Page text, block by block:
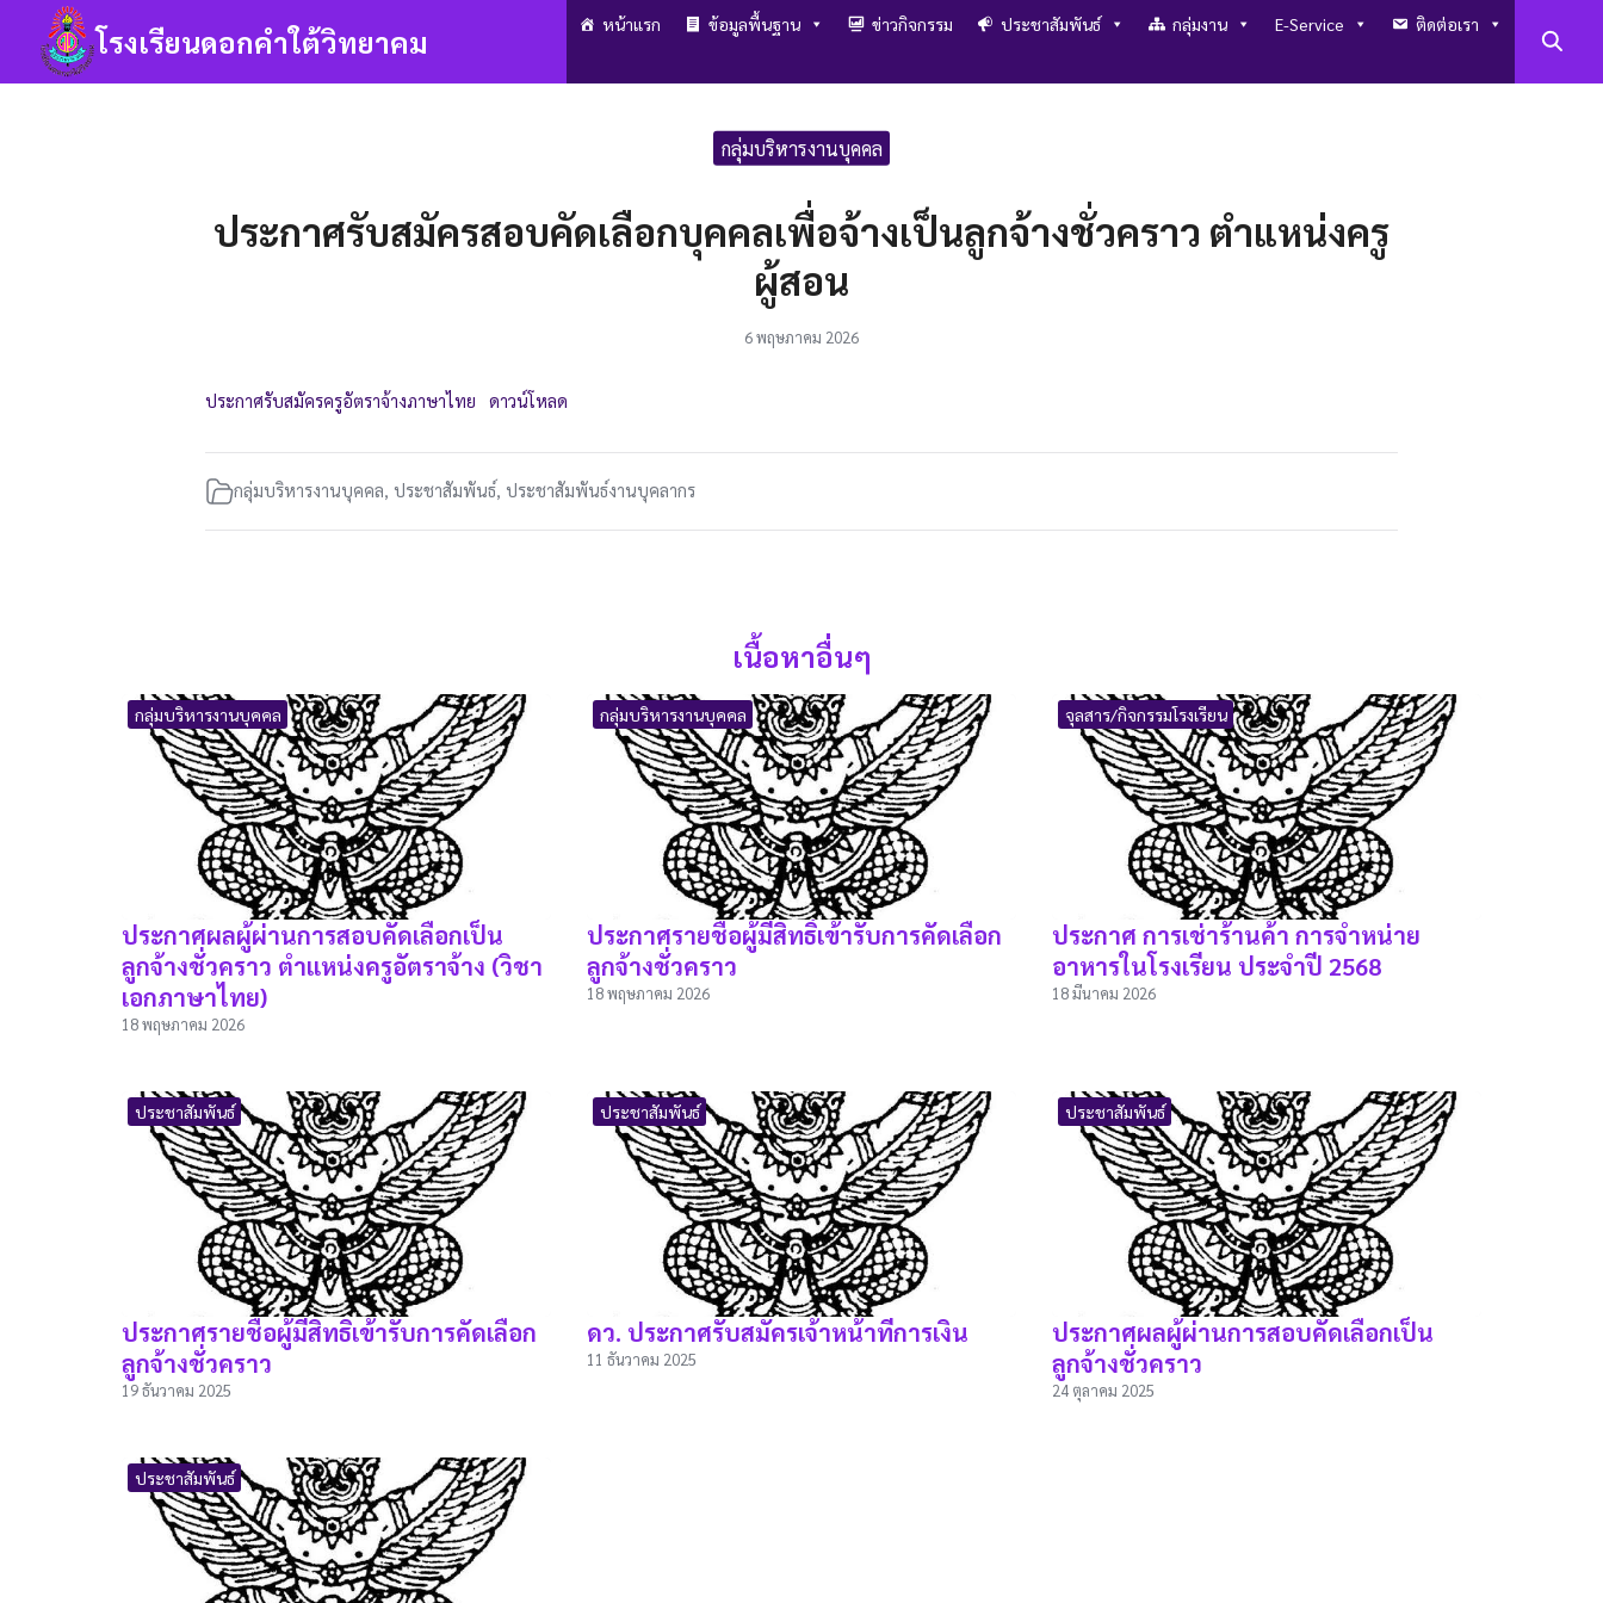
content
โรงเรียนดอกคำใต้วิทยาคม หน้าแรก ข้อมูลพื้นฐาน ข่าวกิจกรรม ประชาสัมพันธ์ กลุ่มงาน E-Service ติดต่อเรา
กลุ่มบริหารงานบุคคล
ประกาศรับสมัครสอบคัดเลือกบุคคลเพื่อจ้างเป็นลูกจ้างชั่วคราว ตำแหน่งครู
ผู้สอน
6 พฤษภาคม 2026
ประกาศรับสมัครครูอัตราจ้างภาษาไทย ดาวน์โหลด
กลุ่มบริหารงานบุคคล ประชาสัมพันธ์ ประชาสัมพันธ์งานบุคลากร
เนื้อหาอื่นๆ
กลุ่มบริหารงานบุคคล
ประกาศผลผู้ผ่านการสอบคัดเลือกเป็น
ลูกจ้างชั่วคราว ตำแหน่งครูอัตราจ้าง (วิชา
เอกภาษาไทย)
18 พฤษภาคม 2026
กลุ่มบริหารงานบุคคล
ประกาศรายชื่อผู้มีสิทธิ์เข้ารับการคัดเลือก
ลูกจ้างชั่วคราว
18 พฤษภาคม 2026
จุลสาร/กิจกรรมโรงเรียน
ประกาศ การเช่าร้านค้า การจำหน่าย
อาหารในโรงเรียน ประจำปี 2568
18 มีนาคม 2026
ประชาสัมพันธ์
ประกาศรายชื่อผู้มีสิทธิเข้ารับการคัดเลือก
ลูกจ้างชั่วคราว
19 ธันวาคม 2025
ประชาสัมพันธ์
ดว. ประกาศรับสมัครเจ้าหน้าที่การเงิน
11 ธันวาคม 2025
ประชาสัมพันธ์
ประกาศผลผู้ผ่านการสอบคัดเลือกเป็น
ลูกจ้างชั่วคราว
24 ตุลาคม 2025
ประชาสัมพันธ์